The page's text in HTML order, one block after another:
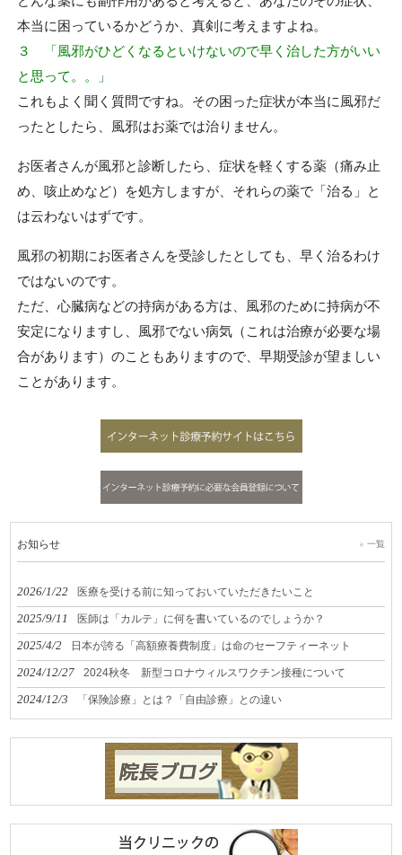
本当に困っているかどうか、真剣に考えますよね。
３ 「風邪がひどくなるといけないので早く治した方がいい
と思って。。」
これもよく聞く質問ですね。その困った症状が本当に風邪だ
ったとしたら、風邪はお薬では治りません。
お医者さんが風邪と診断したら、症状を軽くする薬（痛み止
め、咳止めなど）を処方しますが、それらの薬で「治る」と
は云わないはずです。
風邪の初期にお医者さんを受診したとしても、早く治るわけ
ではないのです。
ただ、心臓病などの持病がある方は、風邪のために持病が不
安定になりますし、風邪でない病気（これは治療が必要な場
合があります）のこともありますので、早期受診が望ましい
ことがあります。
お知らせ 一覧
2026/1/22 医療を受ける前に知っておいていただきたいこと
2025/9/11 医師は「カルテ」に何を書いているのでしょうか？
2025/4/2 日本が誇る「高額療養費制度」は命のセーフティーネット
2024/12/27 2024秋冬 新型コロナウィルスワクチン接種について
2024/12/3 「保険診療」とは？「自由診療」との違い